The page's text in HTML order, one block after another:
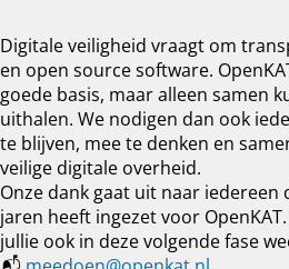
Digitale veiligheid vraagt om
en open source software.
goede basis, maar alleen samen
uithalen. We nodigen dan ook
te blijven, mee te denken en
veilige digitale overheid.
Onze dank gaat uit naar iedereen
jaren heeft ingezet voor
jullie ook in deze volgende fase